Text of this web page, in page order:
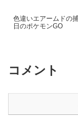
色違いエアームドの捕獲確率
日のポケモンGO
コメント